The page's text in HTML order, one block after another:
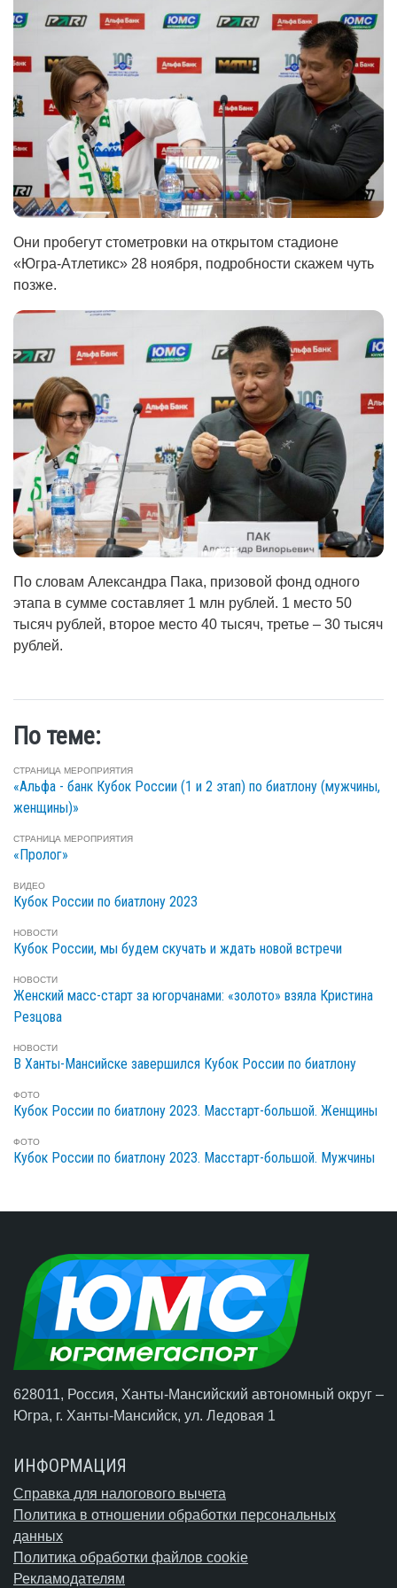
Они пробегут стометровки на открытом стадионе
«Югра-Атлетикс» 28 ноября, подробности скажем чуть
позже.
По словам Александра Пака, призовой фонд одного
этапа в сумме составляет 1 млн рублей. 1 место 50
тысяч рублей, второе место 40 тысяч, третье – 30 тысяч
рублей.
По теме:
СТРАНИЦА МЕРОПРИЯТИЯ
«Альфа - банк Кубок России (1 и 2 этап) по биатлону (мужчины,
женщины)»
СТРАНИЦА МЕРОПРИЯТИЯ
«Пролог»
ВИДЕО
Кубок России по биатлону 2023
НОВОСТИ
Кубок России, мы будем скучать и ждать новой встречи
НОВОСТИ
Женский масс-старт за югорчанами: «золото» взяла Кристина
Резцова
НОВОСТИ
В Ханты-Мансийске завершился Кубок России по биатлону
ФОТО
Кубок России по биатлону 2023. Масстарт-большой. Женщины
ФОТО
Кубок России по биатлону 2023. Масстарт-большой. Мужчины
628011, Россия, Ханты-Мансийский автономный округ –
Югра, г. Ханты-Мансийск, ул. Ледовая 1
ИНФОРМАЦИЯ
Справка для налогового вычета
Политика в отношении обработки персональных
данных
Политика обработки файлов cookie
Рекламодателям